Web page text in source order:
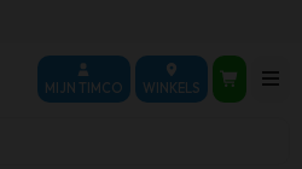
MIJN TIMCO WINKELS